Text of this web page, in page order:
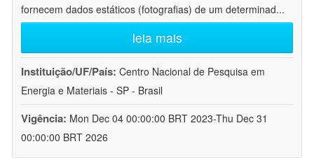
fornecem dados estáticos (fotografias) de um determinad...
leia mais
Instituição/UF/País: Centro Nacional de Pesquisa em
Energia e Materiais - SP - Brasil
Vigência: Mon Dec 04 00:00:00 BRT 2023-Thu Dec 31
00:00:00 BRT 2026